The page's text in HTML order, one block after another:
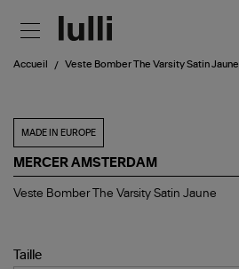
Accueil Veste Bomber The Varsity Satin Jaune
MADE IN EUROPE
MERCER AMSTERDAM
Veste
Satin
Jaune
Veste Bomber The Varsity Satin Jaune
Taille